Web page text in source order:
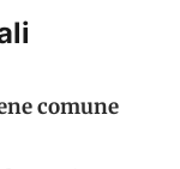
comune